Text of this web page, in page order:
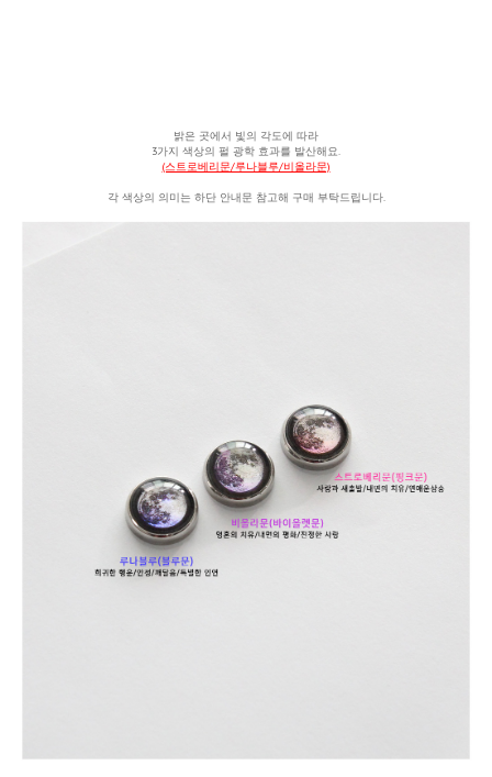
밝은 곳에서 빛의 각도에 따라
3가지 색상의 펄 광학 효과를 발산해요.
(스트로베리문/루나블루/비올라문)
각 색상의 의미는 하단 안내문 참고해 구매 부탁드립니다.